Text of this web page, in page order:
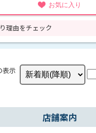
お気に入り
理由をチェック
表示
店舗案内